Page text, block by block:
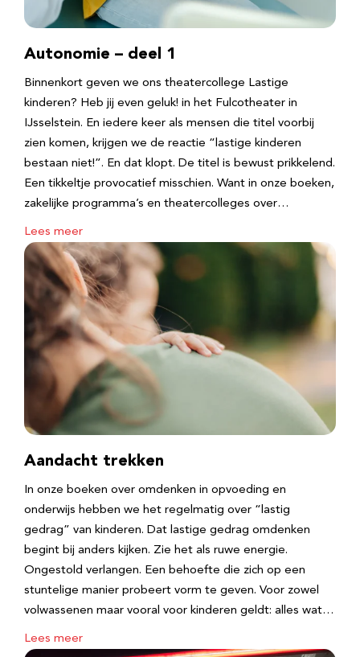
Autonomie – deel 1
Binnenkort geven we ons theatercollege Lastige
kinderen? Heb jij even geluk! in het Fulcotheater in
IJsselstein. En iedere keer als mensen die titel voorbij
zien komen, krijgen we de reactie “lastige kinderen
bestaan niet!”. En dat klopt. De titel is bewust prikkelend.
Een tikkeltje provocatief misschien. Want in onze boeken,
zakelijke programma’s en theatercolleges over…
Lees meer
Aandacht trekken
In onze boeken over omdenken in opvoeding en
onderwijs hebben we het regelmatig over “lastig
gedrag” van kinderen. Dat lastige gedrag omdenken
begint bij anders kijken. Zie het als ruwe energie.
Ongestold verlangen. Een behoefte die zich op een
stuntelige manier probeert vorm te geven. Voor zowel
volwassenen maar vooral voor kinderen geldt: alles wat…
Lees meer